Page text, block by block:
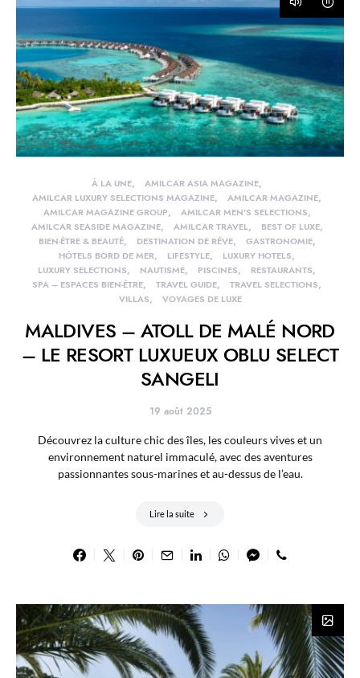
À LA UNE
AMILCAR ASIA MAGAZINE
AMILCAR LUXURY SELECTIONS MAGAZINE
AMILCAR MAGAZINE
AMILCAR MAGAZINE GROUP
AMILCAR MEN'S SELECTIONS
AMILCAR SEASIDE MAGAZINE
AMILCAR TRAVEL
BEST OF LUXE
BIEN-ÊTRE & BEAUTÉ
DESTINATION DE RÊVE
GASTRONOMIE
HÔTELS BORD DE MER
LIFESTYLE
LUXURY HOTELS
LUXURY SELECTIONS
NAUTISME PISCINES
RESTAURANTS
SPA – ESPACES BIEN-ÊTRE
TRAVEL GUIDE
TRAVEL SELECTIONS
VILLAS
VOYAGES DE LUXE
MALDIVES – ATOLL DE MALÉ NORD
– LE RESORT LUXUEUX OBLU SELECT
SANGELI
19 août 2025
Découvrez la culture chic des îles, les couleurs vives et un
environnement naturel immaculé, avec des aventures
passionnantes sous-marines et au-dessus de l’eau.
Lire la suite